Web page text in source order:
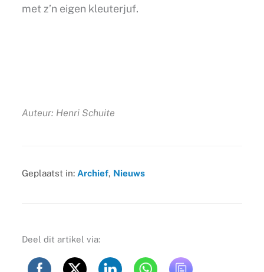
met z’n eigen kleuterjuf.
Auteur: Henri Schuite
Geplaatst in: Archief, Nieuws
Deel dit artikel via: